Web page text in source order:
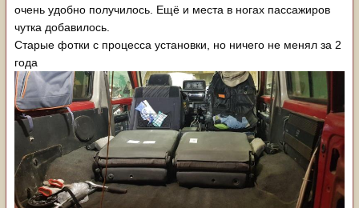
Думаю в жизни очень удобно
вот только от чего такие, подскажите может кто знает,
складываются оба вверх
очень удобно получилось. Ещё и места в ногах пассажиров
чутка добавилось.
Старые фотки с процесса установки, но ничего не менял за 2
года